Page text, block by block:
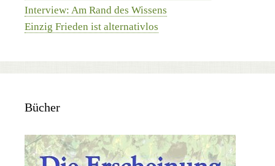
Interview: Am Rand des Wissens
Einzig Frieden ist alternativlos
Bücher